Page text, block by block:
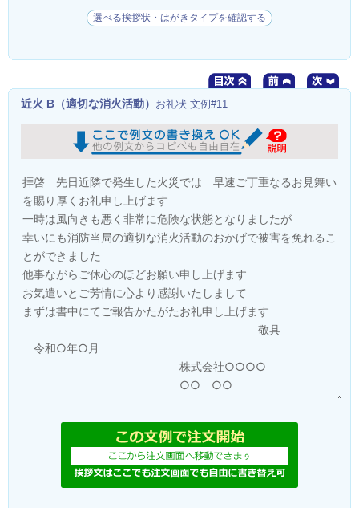
選べる挨拶状・はがきタイプを確認する
近火 B（適切な消火活動） お礼状 文例#11